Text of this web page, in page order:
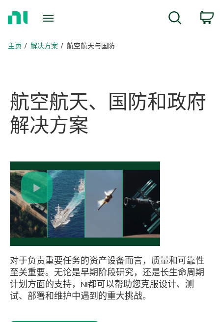
主页 解决方案 航空航天与国防
航空航天、 国防和政府
解决方案
Play
Video
对于负责重要任务的资产设备而言，质量和可靠性
至关重要。无论是早期阶段研究，还是长生命周期
计划方面的支持，NI都可以帮助您克服设计、测
试、部署和维护中遇到的重大挑战。